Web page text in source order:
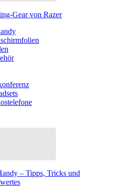
Gear von Razer
– Tipps, Tricks und